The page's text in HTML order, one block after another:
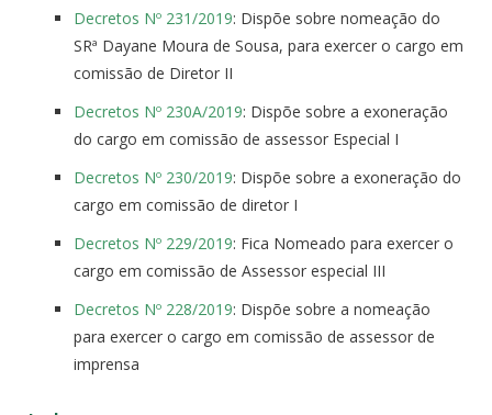
Decretos Nº 231/2019: Dispõe sobre nomeação do
SRª Dayane Moura de Sousa, para exercer o cargo em
comissão de Diretor II
Decretos Nº 230A/2019: Dispõe sobre a exoneração
do cargo em comissão de assessor Especial I
Decretos Nº 230/2019: Dispõe sobre a exoneração do
cargo em comissão de diretor I
Decretos Nº 229/2019: Fica Nomeado para exercer o
cargo em comissão de Assessor especial III
Decretos Nº 228/2019: Dispõe sobre a nomeação
para exercer o cargo em comissão de assessor de
imprensa